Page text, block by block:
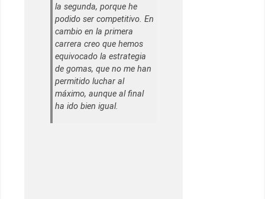
la segunda, porque he
podido ser competitivo. En
cambio en la primera
carrera creo que hemos
equivocado la estrategia
de gomas, que no me han
permitido luchar al
máximo, aunque al final
ha ido bien igual.